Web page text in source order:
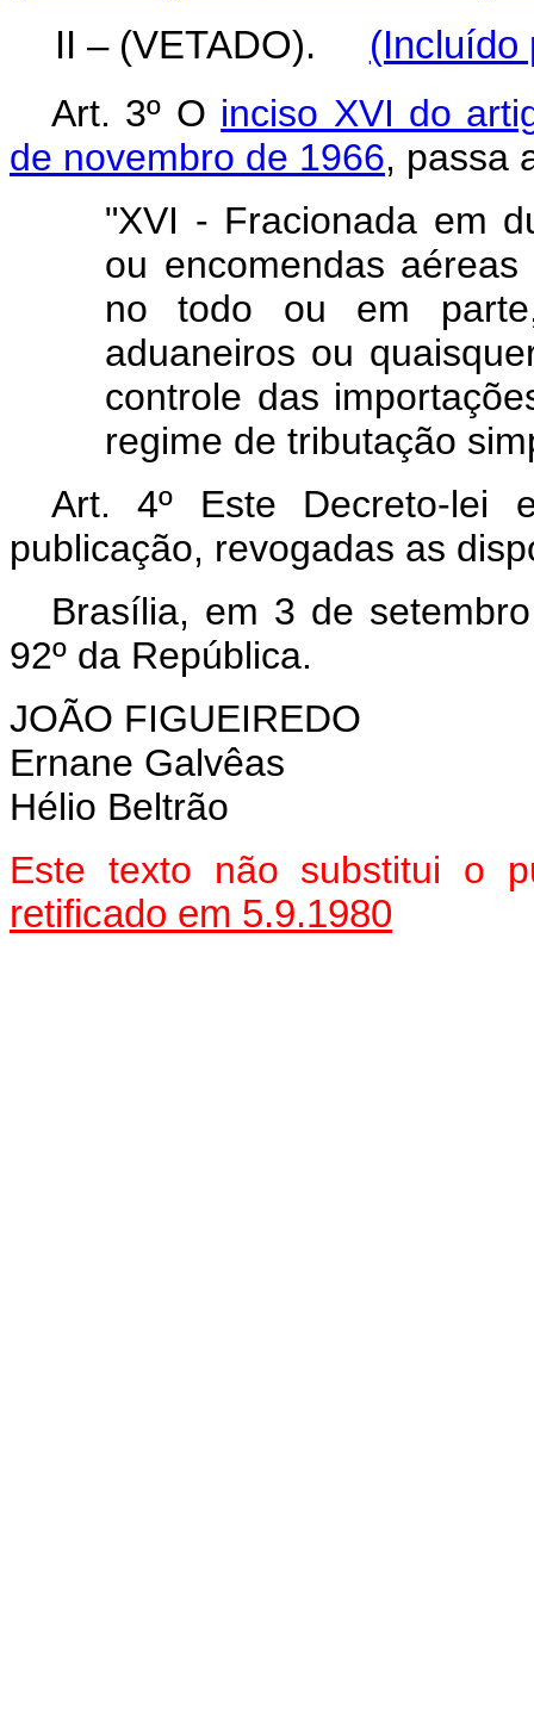
II – (VETADO).
(Incluído
Art. 3º O inciso XVI do
de novembro de 1966, passa
"XVI - Fracionada em
ou encomendas
no todo ou em
aduaneiros ou
controle das
regime de tributação
Art. 4º Este Decreto-lei
publicação, revogadas as
Brasília, em 3 de
92º da República.
JOÃO FIGUEIREDO
Ernane Galvêas
Hélio Beltrão
Este texto não substitui o
retificado em 5.9.1980